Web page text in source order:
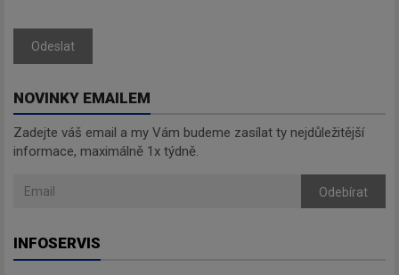
Odeslat
NOVINKY EMAILEM
Zadejte váš email a my Vám budeme zasílat ty nejdůležitější
informace, maximálně 1x týdně.
Odebírat
INFOSERVIS